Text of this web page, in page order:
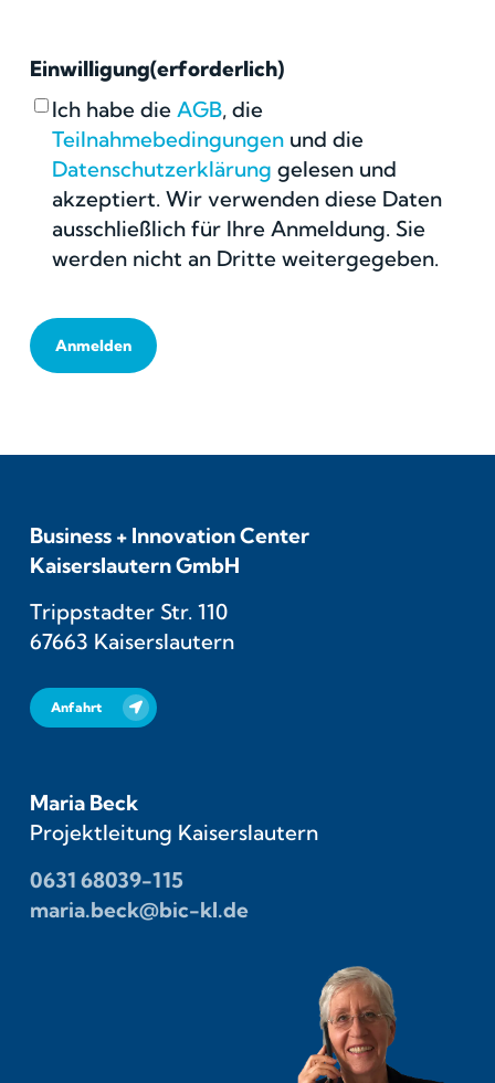
Einwilligung(erforderlich)
Ich habe die AGB, die
Teilnahmebedingungen und die
Datenschutzerklärung gelesen und
akzeptiert. Wir verwenden diese Daten
ausschließlich für Ihre Anmeldung. Sie
werden nicht an Dritte weitergegeben.
Business + Innovation Center
Kaiserslautern GmbH
Trippstadter Str. 110
67663 Kaiserslautern
Anfahrt
Maria Beck
Projektleitung Kaiserslautern
0631 68039-115
maria.beck@bic-kl.de